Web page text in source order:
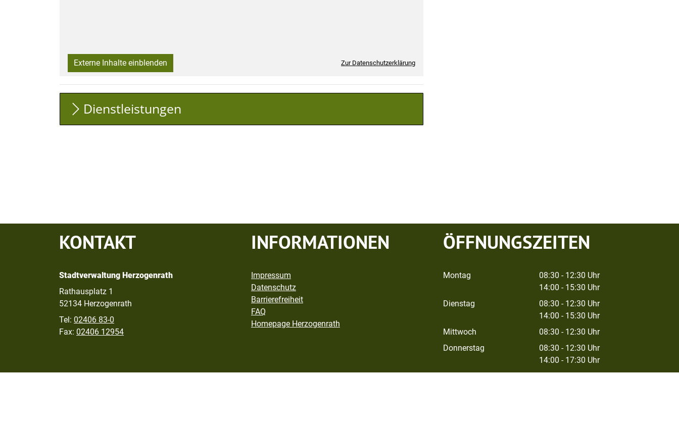
Externe Inhalte einblenden Zur Datenschutzerklärung
Dienstleistungen
KONTAKT
Stadtverwaltung Herzogenrath
Rathausplatz 1
52134 Herzogenrath
Tel: 02406 83-0
Fax: 02406 12954
INFORMATIONEN
Impressum
Datenschutz
Barrierefreiheit
FAQ
Homepage Herzogenrath
ÖFFNUNGSZEITEN
Montag
08:30 - 12:30 Uhr
14:00 - 15:30 Uhr
Dienstag
08:30 - 12:30 Uhr
14:00 - 15:30 Uhr
Mittwoch
08:30 - 12:30 Uhr
Donnerstag
08:30 - 12:30 Uhr
14:00 - 17:30 Uhr